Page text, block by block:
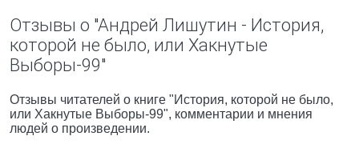
Отзывы о "Андрей Лишутин - Истоpия,
котоpой не было, или Хакнутые
Выбоpы-99"
Отзывы читателей о книге "Истоpия, котоpой не было,
или Хакнутые Выбоpы-99", комментарии и мнения
людей о произведении.